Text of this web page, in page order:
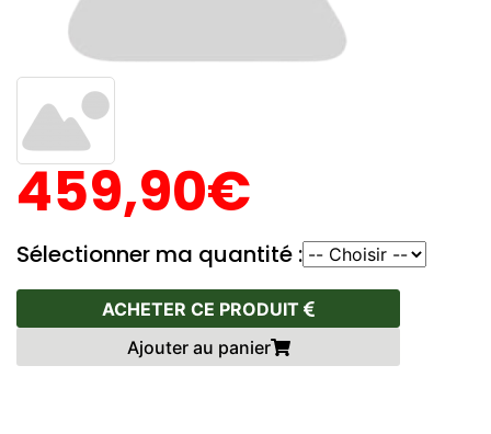
459,90€
Sélectionner ma quantité :
ACHETER CE PRODUIT
Ajouter au panier